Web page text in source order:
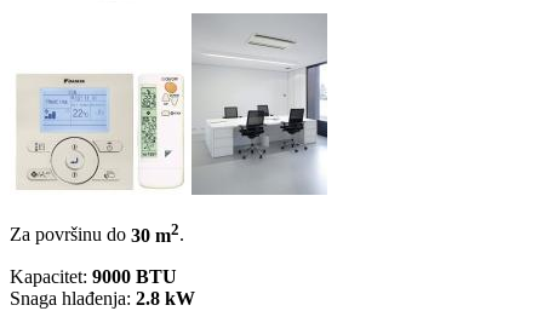
Za površinu do 30 m2.
Kapacitet: 9000 BTU
Snaga hlađenja: 2.8 kW